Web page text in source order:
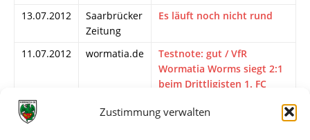
Zustimmung verwalten
13.07.2012
Saarbrücker
Zeitung
Es läuft noch nicht rund
11.07.2012 wormatia.de
Testnote: gut / VfR
Wormatia Worms siegt 2:1
beim Drittligisten 1. FC
11.07.2012
Wormatia Worms siegt 2:1